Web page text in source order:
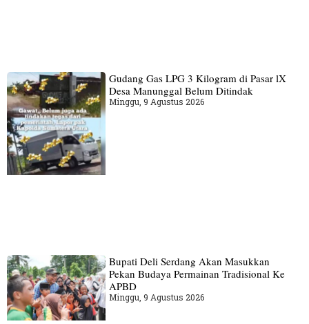
Gudang‎ Gas LPG 3 Kilogram di Pasar lX
Desa Manunggal Belum Ditindak
Minggu, 9 Agustus 2026
Bupati Deli Serdang Akan Masukkan
Pekan Budaya Permainan Tradisional Ke
APBD
Minggu, 9 Agustus 2026